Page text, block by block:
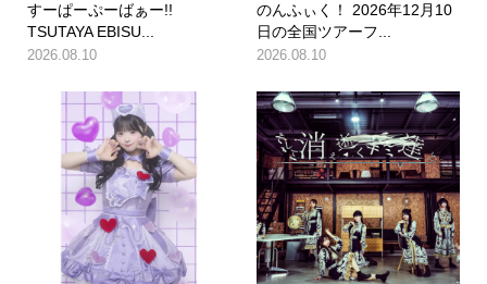
すーぱーぷーばぁー!!
TSUTAYA EBISU...
2026.08.10
のんふぃく！ 2026年12月10
日の全国ツアーフ...
2026.08.10